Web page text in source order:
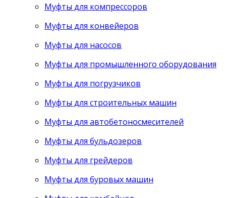
Муфты для компрессоров
Муфты для конвейеров
Муфты для насосов
Муфты для промышленного оборудования
Муфты для погрузчиков
Муфты для строительных машин
Муфты для автобетоносмесителей
Муфты для бульдозеров
Муфты для грейдеров
Муфты для буровых машин